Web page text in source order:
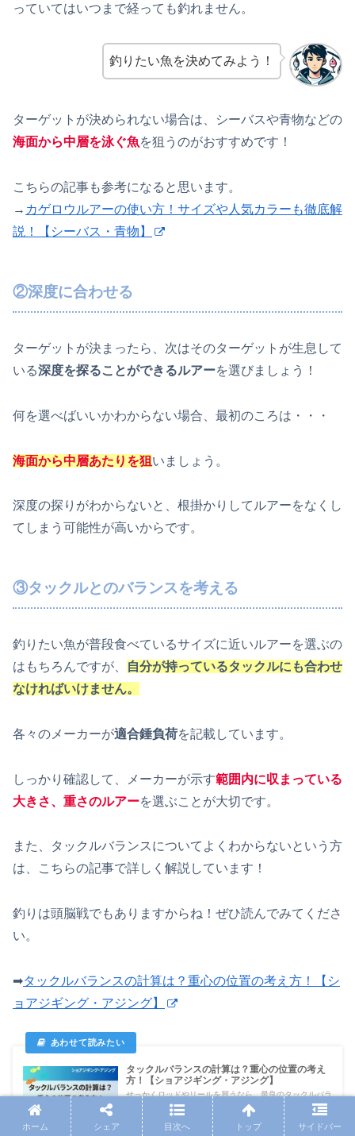
っていてはいつまで経っても釣れません。
釣りたい魚を決めてみよう！
ターゲットが決められない場合は、シーバスや青物などの
海面から中層を泳ぐ魚を狙うのがおすすめです！
こちらの記事も参考になると思います。
→ カゲロウルアーの使い方！サイズや人気カラーも徹底解
説！【シーバス・青物】
②深度に合わせる
ターゲットが決まったら、次はそのターゲットが生息して
いる深度を探ることができるルアーを選びましょう！
何を選べばいいかわからない場合、最初のころは・・・
海面から中層あたりを狙 いましょう。
深度の探りがわからないと、根掛かりしてルアーをなくし
てしまう可能性が高いからです。
③タックルとのバランスを考える
釣りたい魚が普段食べているサイズに近いルアーを選ぶの
はもちろんですが、
自分が持っているタックルにも合わせ
なければいけません。
各々のメーカーが適合錘負荷を記載しています。
しっかり確認して、メーカーが示す範囲内に収まっている
大きさ、重さのルアーを選ぶことが大切です。
また、タックルバランスについてよくわからないという方
は、こちらの記事で詳しく解説しています！
釣りは頭脳戦でもありますからね！ぜひ読んでみてくださ
い。
➡タックルバランスの計算は？重心の位置の考え方！【シ
ョアジギング・アジング】
タックルバランスの計算は？重心の位置の考え
方！【ショアジギング・アジング】
せっかくロッドやリールを買うなら、最良のタックルバラ
ンスで釣りをしたいですよね。タックルバランスの計算方
法、考え方につい...
taiki-dialog.jp 2024.06.06
ホーム シェア 目次へ トップ サイドバー